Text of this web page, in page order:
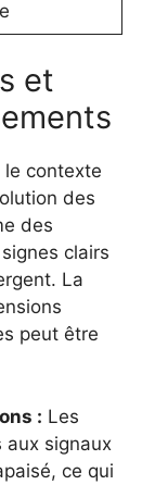
et
le contexte
des
des
clairs
La
peut être
: Les
aux signaux
ce qui